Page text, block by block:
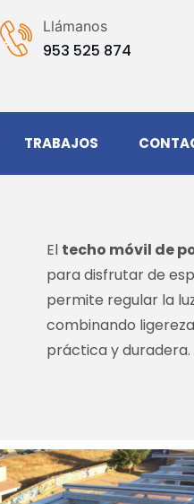
Llámanos
953 525 874
TRABAJOS
El techo móvil de
para disfrutar de
permite regular la
combinando
práctica y duradera.